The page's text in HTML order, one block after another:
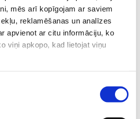
mēs arī kopīgojam ar saviem
reklamēšanas un analīzes
apvienot ar citu informāciju, ko
viņi apkopo, kad lietojat viņu
pieejamais veids kā noteiktu
ka tests sniedz informāciju tikai
jo slimība var arī
neatkarīgi no tā, vai pašiem
bojātos gēnus ir iespējams nodot
gan meitām, gan dēliem.